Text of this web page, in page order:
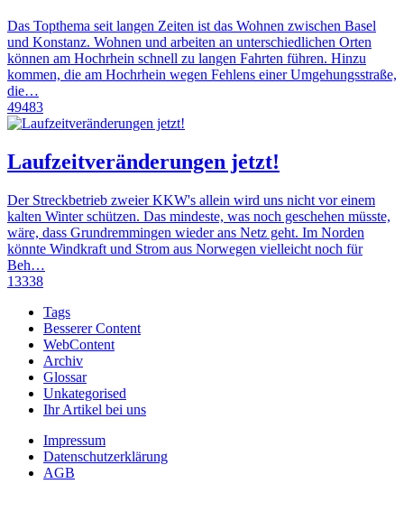
Das Topthema seit langen Zeiten ist das Wohnen zwischen Basel
und Konstanz. Wohnen und arbeiten an unterschiedlichen Orten
können am Hochrhein schnell zu langen Fahrten führen. Hinzu
kommen, die am Hochrhein wegen Fehlens einer Umgehungsstraße,
die…
49483
Laufzeitveränderungen jetzt!
Der Streckbetrieb zweier KKW's allein wird uns nicht vor einem
kalten Winter schützen. Das mindeste, was noch geschehen müsste,
wäre, dass Grundremmingen wieder ans Netz geht. Im Norden
könnte Windkraft und Strom aus Norwegen vielleicht noch für
Beh…
13338
Tags
Besserer Content
WebContent
Archiv
Glossar
Unkategorised
Ihr Artikel bei uns
Impressum
Datenschutzerklärung
AGB